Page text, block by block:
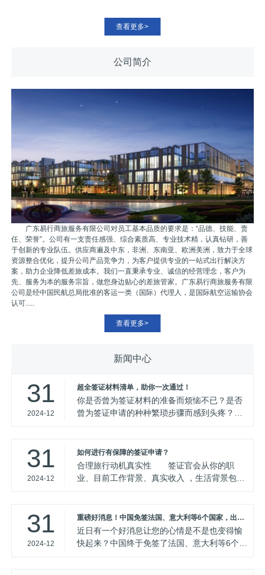
查看更多>
公司简介
广东易行商旅服务有限公司对员工基本品质的要求是：“品德、技能、责
任、荣誉”。公司有一支责任感强、综合素质高、专业技术精，认真钻研，善
于创新的专业队伍。供应商遍及中东，非洲、东南亚、欧洲美洲，致力于全球
资源整合优化，提升公司产品竞争力，为客户提供专业的一站式出行解决方
案，助力企业降低差旅成本。我们一直秉承专业、诚信的经营理念，客户为
先、服务为本的服务宗旨，做您身边贴心的差旅管家。广东易行商旅服务有限
公司是经中国民航总局批准的客运一类（国际）代理人，是国际航空运输协会
认可.....
查看更多>
新闻中心
31
2024-12
超全签证材料清单，助你一次通过！
你是否曾为签证材料的准备而烦恼不已？是否
曾为签证申请的种种繁琐步骤而感到头疼？别
而严谨的过程，每一个细节都可能影响到你的
申请结果。为了帮助你顺利通过签证申请，我
们精心整理了*全的签证材料清单，涵盖了各类
31
2024-12
如何进行有保障的签证申请？
合理旅行动机真实性 签证官会从你的职
业、目前工作背景、真实收入 ，生活背景包括
来判断。 家庭经济实力 需要向签证官
证明自己能够支付在相关国家旅行费用。因素
差将严重影响签证结果，展示财力证明包括房
31
2024-12
重磅好消息！中国免签法国、意大利等6个国家，出国旅游更轻松！
近日有一个好消息让您的心情是不是也变得愉
快起来？中国终于免签了法国、意大利等6个国